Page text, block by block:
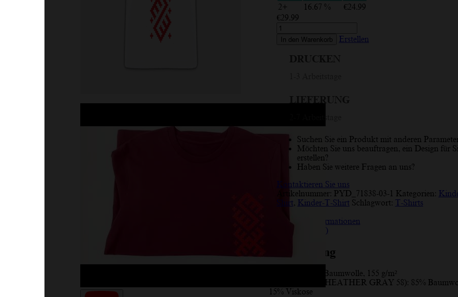
2+
16.67 % €24.99
€29.99
Kuldiga,
Lettisches
Ornament,
In den Warenkorb Erstellen
Suchen Sie ein Produkt mit anderen
Möchten Sie uns beauftragen, ein Design für
erstellen?
Haben Sie weitere Fragen an uns?
Kontaktieren Sie uns
Artikelnummer: PYD_71838-03-1 Kategorien:
Shirt, Kinder-T-Shirt Schlagwort: T-Shirts
Zusätzliche Informationen
Rezensionen (10)
Beschreibung
100% Baumwolle, 155 g/m²
* Graue Farbe (HEATHER GRAY 58): 85%
15% Viskose